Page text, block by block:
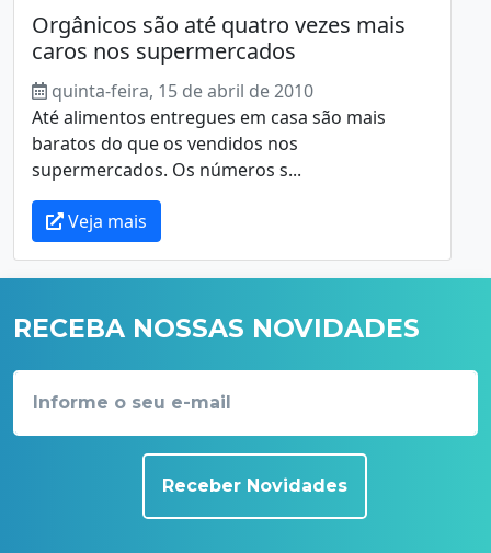
Orgânicos são até quatro vezes mais
caros nos supermercados
quinta-feira, 15 de abril de 2010
Até alimentos entregues em casa são mais
baratos do que os vendidos nos
supermercados. Os números s...
Veja mais
RECEBA NOSSAS NOVIDADES
Receber Novidades